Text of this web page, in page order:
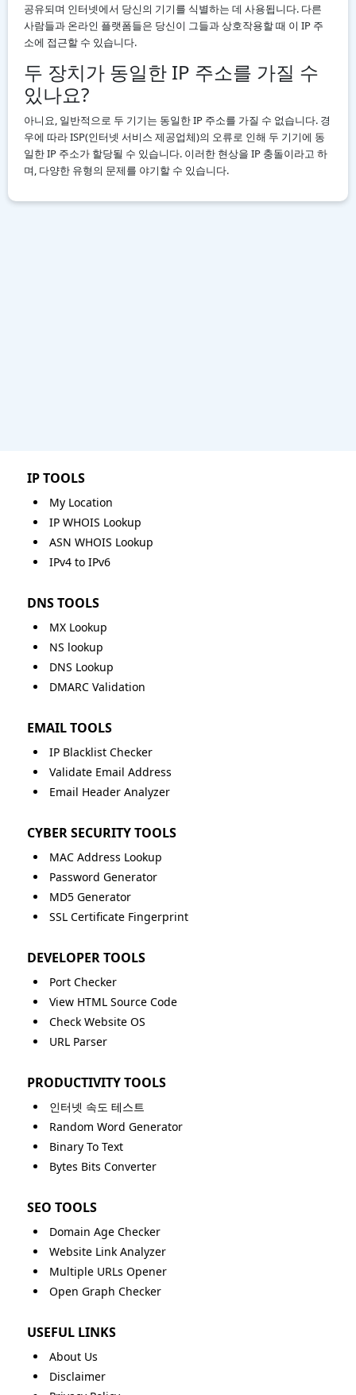
공유되며 인터넷에서 당신의 기기를 식별하는 데 사용됩니다. 다른
사람들과 온라인 플랫폼들은 당신이 그들과 상호작용할 때 이 IP 주
소에 접근할 수 있습니다.
두 장치가 동일한 IP 주소를 가질 수
있나요?
아니요, 일반적으로 두 기기는 동일한 IP 주소를 가질 수 없습니다. 경
우에 따라 ISP(인터넷 서비스 제공업체)의 오류로 인해 두 기기에 동
일한 IP 주소가 할당될 수 있습니다. 이러한 현상을 IP 충돌이라고 하
며, 다양한 유형의 문제를 야기할 수 있습니다.
IP TOOLS
My Location
IP WHOIS Lookup
ASN WHOIS Lookup
IPv4 to IPv6
DNS TOOLS
MX Lookup
NS lookup
DNS Lookup
DMARC Validation
EMAIL TOOLS
IP Blacklist Checker
Validate Email Address
Email Header Analyzer
CYBER SECURITY TOOLS
MAC Address Lookup
Password Generator
MD5 Generator
SSL Certificate Fingerprint
DEVELOPER TOOLS
Port Checker
View HTML Source Code
Check Website OS
URL Parser
PRODUCTIVITY TOOLS
인터넷 속도 테스트
Random Word Generator
Binary To Text
Bytes Bits Converter
SEO TOOLS
Domain Age Checker
Website Link Analyzer
Multiple URLs Opener
Open Graph Checker
USEFUL LINKS
About Us
Disclaimer